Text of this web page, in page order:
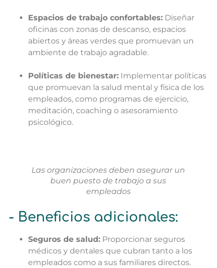
Espacios de trabajo confortables: Diseñar
oficinas con zonas de descanso, espacios
abiertos y áreas verdes que promuevan un
ambiente de trabajo agradable.
Políticas de bienestar: Implementar políticas
que promuevan la salud mental y física de los
empleados, como programas de ejercicio,
meditación, coaching o asesoramiento
psicológico.
Las organizaciones deben asegurar un
buen puesto de trabajo a sus
empleados
- Beneficios adicionales:
Seguros de salud: Proporcionar seguros
médicos y dentales que cubran tanto a los
empleados como a sus familiares directos.